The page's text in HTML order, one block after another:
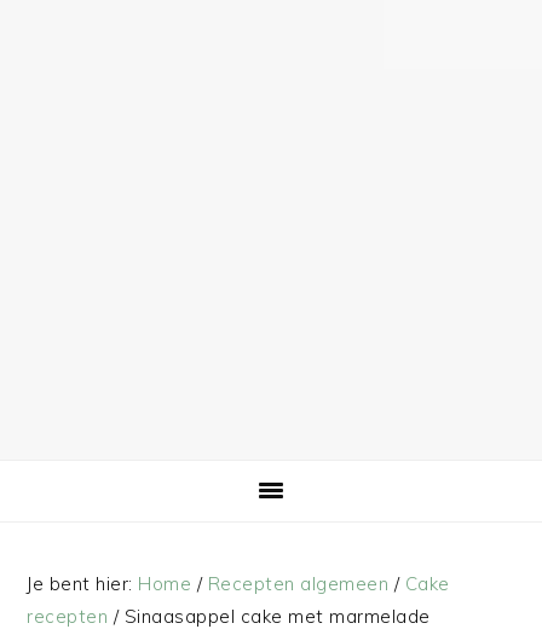
Je bent hier: Home / Recepten algemeen / Cake
recepten /Sinaasappel cake met marmelade